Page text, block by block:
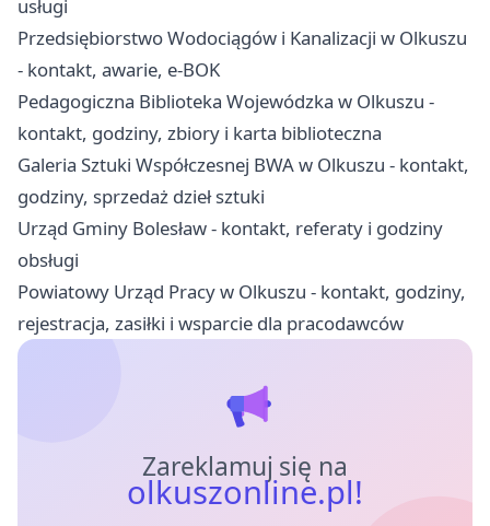
usługi
Przedsiębiorstwo Wodociągów i Kanalizacji w Olkuszu
- kontakt, awarie, e-BOK
Pedagogiczna Biblioteka Wojewódzka w Olkuszu -
kontakt, godziny, zbiory i karta biblioteczna
Galeria Sztuki Współczesnej BWA w Olkuszu - kontakt,
godziny, sprzedaż dzieł sztuki
Urząd Gminy Bolesław - kontakt, referaty i godziny
obsługi
Powiatowy Urząd Pracy w Olkuszu - kontakt, godziny,
rejestracja, zasiłki i wsparcie dla pracodawców
Zareklamuj się na
olkuszonline.pl!